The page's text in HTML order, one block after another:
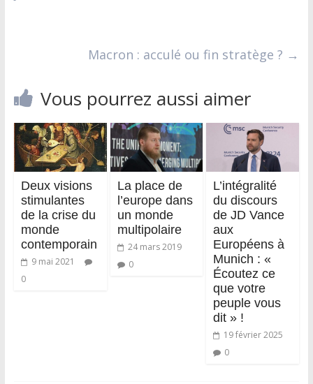
Macron : acculé ou fin stratège ? →
Vous pourrez aussi aimer
Deux visions
stimulantes
de la crise du
monde
contemporain
9 mai 2021
0
La place de
l’europe dans
un monde
multipolaire
24 mars 2019
0
L’intégralité
du discours
de JD Vance
aux
Européens à
Munich : «
Écoutez ce
que votre
peuple vous
dit » !
19 février 2025
0